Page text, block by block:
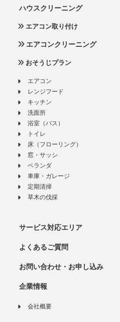
ハウスクリーニング
エアコン取り付け
エアコンクリーニング
おそうじプラン
エアコン
レンジフード
キッチン
洗面所
浴室（バス）
トイレ
床（フローリング）
窓・サッシ
ベランダ
車庫・ガレージ
定期清掃
草木の伐採
サービス対応エリア
よくあるご質問
お問い合わせ・お申し込み
企業情報
会社概要